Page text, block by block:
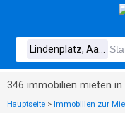
346 immobilien mieten in
Hauptseite > Immobilien zur